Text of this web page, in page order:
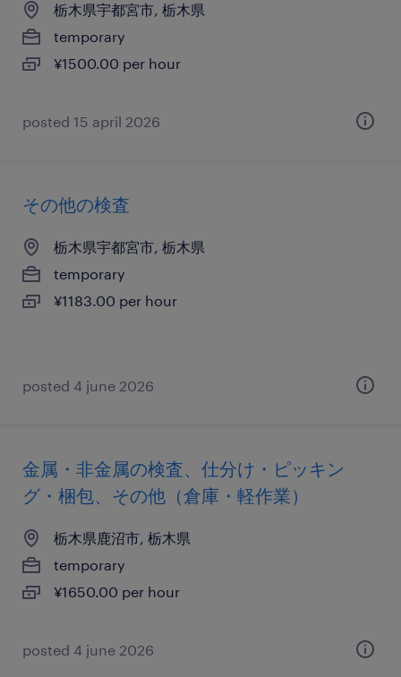
栃木県宇都宮市, 栃木県
temporary
¥1500.00 per hour
posted 15 april 2026
その他の検査
栃木県宇都宮市, 栃木県
temporary
¥1183.00 per hour
posted 4 june 2026
金属・非金属の検査、仕分け・ピッキン
グ・梱包、その他（倉庫・軽作業）
栃木県鹿沼市, 栃木県
temporary
¥1650.00 per hour
posted 4 june 2026